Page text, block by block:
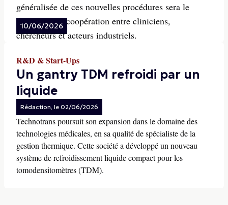
généralisée de ces nouvelles procédures sera le
résultat de la coopération entre cliniciens,
chercheurs et acteurs industriels.
10/06/2026
R&D & Start-Ups
Un gantry TDM refroidi par un
liquide
Rédaction, le 02/06/2026
Technotrans poursuit son expansion dans le domaine des
technologies médicales, en sa qualité de spécialiste de la
gestion thermique. Cette société a développé un nouveau
système de refroidissement liquide compact pour les
tomodensitomètres (TDM).